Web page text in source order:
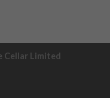
Cellar Limited